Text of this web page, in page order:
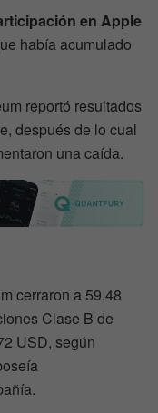
en Apple
había acumulado
reportó resultados
después de lo cual
una caída.
cerraron a 59,48
Clase B de
USD, según